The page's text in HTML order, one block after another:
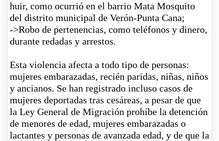
huir, como ocurrió en el barrio Mata Mosquito
del distrito municipal de Verón-Punta Cana;
->Robo de pertenencias, como teléfonos y dinero,
durante redadas y arrestos.
Esta violencia afecta a todo tipo de personas:
mujeres embarazadas, recién paridas, niñas, niños
y ancianos. Se han registrado incluso casos de
mujeres deportadas tras cesáreas, a pesar de que
la Ley General de Migración prohíbe la detención
de menores de edad, mujeres embarazadas o
lactantes y personas de avanzada edad, y de que la